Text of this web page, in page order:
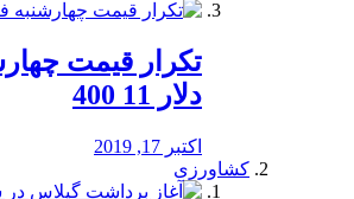
تکرار قیمت
دلار 11 400
اکتبر 17, 2019
کشاورزی